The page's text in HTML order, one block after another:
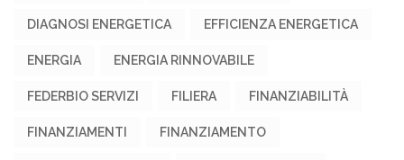
DIAGNOSI ENERGETICA EFFICIENZA ENERGETICA
ENERGIA ENERGIA RINNOVABILE
FEDERBIO SERVIZI FILIERA FINANZIABILITÀ
FINANZIAMENTI FINANZIAMENTO